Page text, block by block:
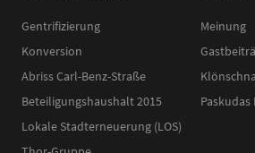
Gentrifizierung
Konversion
Abriss Carl-Benz-Straße
Beteiligungshaushalt 2015
Lokale Stadterneuerung (LOS)
Meinung